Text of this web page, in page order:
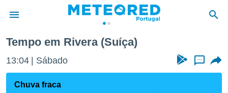
da
foi
Tempo em Rivera (Suíça)
13:04 Sábado ...
Chuva fraca